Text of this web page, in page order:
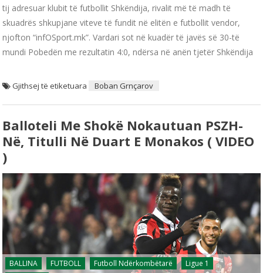
tij adresuar klubit të futbollit Shkëndija, rivalit më të madh të
skuadrës shkupjane viteve të fundit në elitën e futbollit vendor,
njofton “infOSport.mk”. Vardari sot në kuadër të javës së 30-të
mundi Pobedën me rezultatin 4:0, ndërsa në anën tjetër Shkëndija
Gjithsej të etiketuara Boban Grnçarov
Balloteli Me Shokë Nokautuan PSZH-
Në, Titulli Në Duart E Monakos ( VIDEO
)
BALLINA FUTBOLL Futboll Ndërkombëtarë
Ligue 1